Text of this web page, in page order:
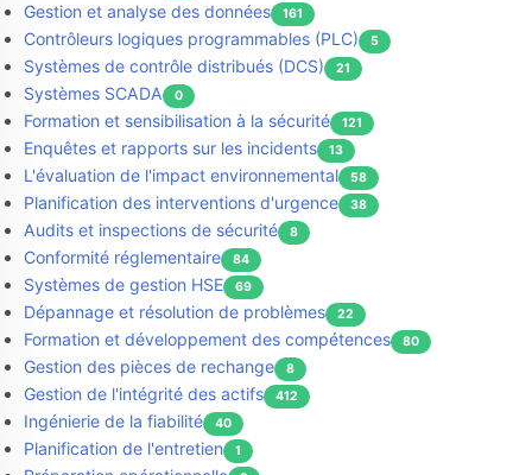
Gestion et analyse des données 161
Contrôleurs logiques programmables (PLC) 5
Systèmes de contrôle distribués (DCS) 21
Systèmes SCADA 0
Formation et sensibilisation à la sécurité 121
Enquêtes et rapports sur les incidents 13
L'évaluation de l'impact environnemental 58
Planification des interventions d'urgence 38
Audits et inspections de sécurité 8
Conformité réglementaire 84
Systèmes de gestion HSE 69
Dépannage et résolution de problèmes 22
Formation et développement des compétences 80
Gestion des pièces de rechange 8
Gestion de l'intégrité des actifs 412
Ingénierie de la fiabilité 40
Planification de l'entretien 1